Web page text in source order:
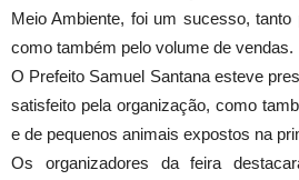
Meio Ambiente, foi um sucesso, tanto
como também pelo volume de vendas.
O Prefeito Samuel Santana esteve
satisfeito pela organização, como
e de pequenos animais expostos na
Os organizadores da feira